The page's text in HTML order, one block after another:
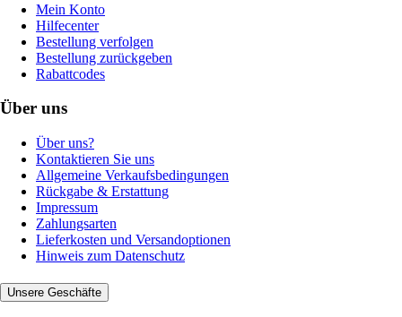
Mein Konto
Hilfecenter
Bestellung verfolgen
Bestellung zurückgeben
Rabattcodes
Über uns
Über uns?
Kontaktieren Sie uns
Allgemeine Verkaufsbedingungen
Rückgabe & Erstattung
Impressum
Zahlungsarten
Lieferkosten und Versandoptionen
Hinweis zum Datenschutz
Unsere Geschäfte